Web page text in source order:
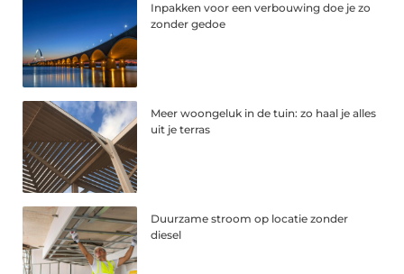
Inpakken voor een verbouwing doe je zo
zonder gedoe
Meer woongeluk in de tuin: zo haal je alles
uit je terras
Duurzame stroom op locatie zonder
diesel